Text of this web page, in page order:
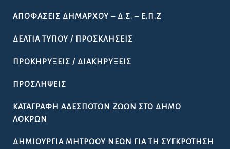
ΑΠΟΦΆΣΕΙΣ ΔΗΜΆΡΧΟΥ – Δ.Σ. – Ε.Π.Ζ
ΔΕΛΤΊΑ ΤΎΠΟΥ / ΠΡΟΣΚΛΉΣΕΙΣ
ΠΡΟΚΗΡΎΞΕΙΣ / ΔΙΑΚΗΡΎΞΕΙΣ
ΠΡΟΣΛΉΨΕΙΣ
ΚΑΤΑΓΡΑΦΉ ΑΔΈΣΠΟΤΩΝ ΖΏΩΝ ΣΤΟ ΔΉΜΟ
ΛΟΚΡΏΝ
ΔΗΜΙΟΥΡΓΊΑ ΜΗΤΡΏΟΥ ΝΈΩΝ ΓΙΑ ΤΗ ΣΥΓΚΡΌΤΗΣΗ